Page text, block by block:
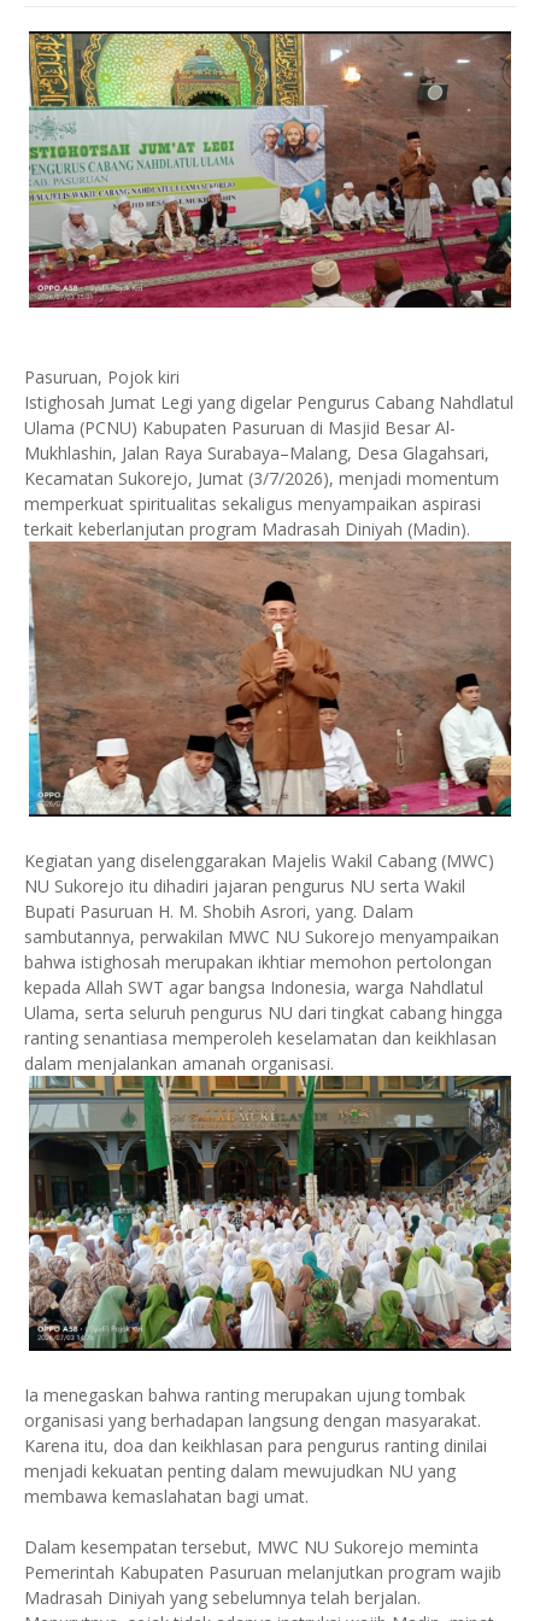
Pasuruan, Pojok kiri
Istighosah Jumat Legi yang digelar Pengurus Cabang Nahdlatul
Ulama (PCNU) Kabupaten Pasuruan di Masjid Besar Al-
Mukhlashin, Jalan Raya Surabaya–Malang, Desa Glagahsari,
Kecamatan Sukorejo, Jumat (3/7/2026), menjadi momentum
memperkuat spiritualitas sekaligus menyampaikan aspirasi
terkait keberlanjutan program Madrasah Diniyah (Madin).
Kegiatan yang diselenggarakan Majelis Wakil Cabang (MWC)
NU Sukorejo itu dihadiri jajaran pengurus NU serta Wakil
Bupati Pasuruan H. M. Shobih Asrori, yang. Dalam
sambutannya, perwakilan MWC NU Sukorejo menyampaikan
bahwa istighosah merupakan ikhtiar memohon pertolongan
kepada Allah SWT agar bangsa Indonesia, warga Nahdlatul
Ulama, serta seluruh pengurus NU dari tingkat cabang hingga
ranting senantiasa memperoleh keselamatan dan keikhlasan
dalam menjalankan amanah organisasi.
Ia menegaskan bahwa ranting merupakan ujung tombak
organisasi yang berhadapan langsung dengan masyarakat.
Karena itu, doa dan keikhlasan para pengurus ranting dinilai
menjadi kekuatan penting dalam mewujudkan NU yang
membawa kemaslahatan bagi umat.
Dalam kesempatan tersebut, MWC NU Sukorejo meminta
Pemerintah Kabupaten Pasuruan melanjutkan program wajib
Madrasah Diniyah yang sebelumnya telah berjalan.